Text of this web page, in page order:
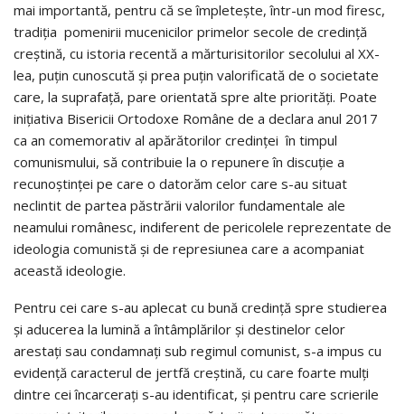
mai importantă, pentru că se împletește, într-un mod firesc,
tradiția pomenirii mucenicilor primelor secole de credință
creștină, cu istoria recentă a mărturisitorilor secolului al XX-
lea, puțin cunoscută și prea puțin valorificată de o societate
care, la suprafață, pare orientată spre alte priorități. Poate
inițiativa Bisericii Ortodoxe Române de a declara anul 2017
ca an comemorativ al apărătorilor credinței în timpul
comunismului, să contribuie la o repunere în discuție a
recunoștinței pe care o datorăm celor care s-au situat
neclintit de partea păstrării valorilor fundamentale ale
neamului românesc, indiferent de pericolele reprezentate de
ideologia comunistă și de represiunea care a acompaniat
această ideologie.
Pentru cei care s-au aplecat cu bună credință spre studierea
și aducerea la lumină a întâmplărilor și destinelor celor
arestați sau condamnați sub regimul comunist, s-a impus cu
evidență caracterul de jertfă creștină, cu care foarte mulți
dintre cei încarcerați s-au identificat, și pentru care scrierile